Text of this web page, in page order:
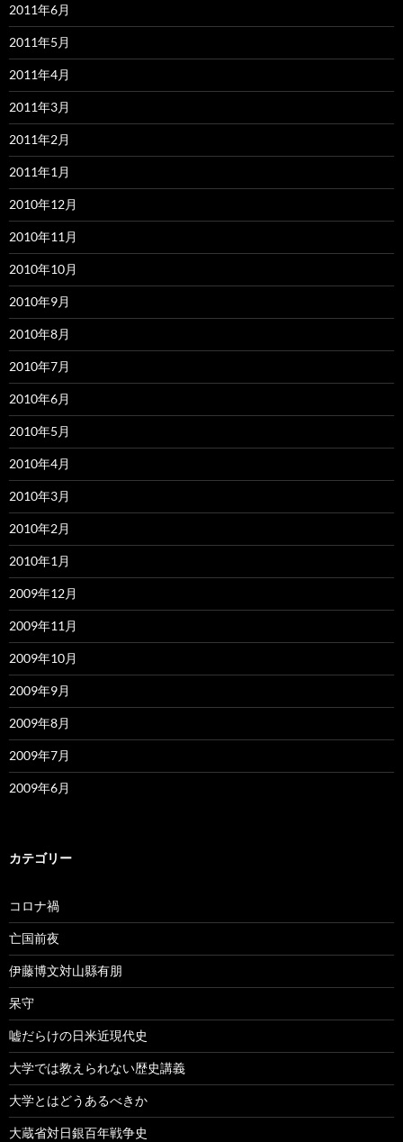
2011年6月
2011年5月
2011年4月
2011年3月
2011年2月
2011年1月
2010年12月
2010年11月
2010年10月
2010年9月
2010年8月
2010年7月
2010年6月
2010年5月
2010年4月
2010年3月
2010年2月
2010年1月
2009年12月
2009年11月
2009年10月
2009年9月
2009年8月
2009年7月
2009年6月
カテゴリー
コロナ禍
亡国前夜
伊藤博文対山縣有朋
呆守
嘘だらけの日米近現代史
大学では教えられない歴史講義
大学とはどうあるべきか
大蔵省対日銀百年戦争史